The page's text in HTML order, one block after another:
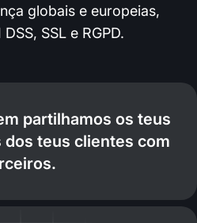
globais e europeias,
SSL e RGPD.
partilhamos os teus
dos teus clientes com